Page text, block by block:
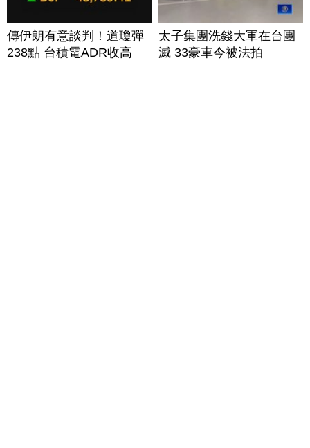
傳伊朗有意談判！道瓊彈
238點 台積電ADR收高
太子集團洗錢大軍在台團
滅 33豪車今被法拍